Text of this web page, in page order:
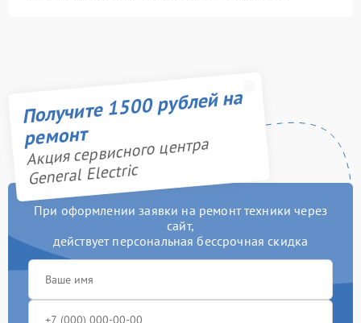
Получите 1500 рублей на
ремонт
Акция сервисного центра
General Electric
При оформлении заявки на ремонт техники через
сайт,
действует персональная бессрочная скидка